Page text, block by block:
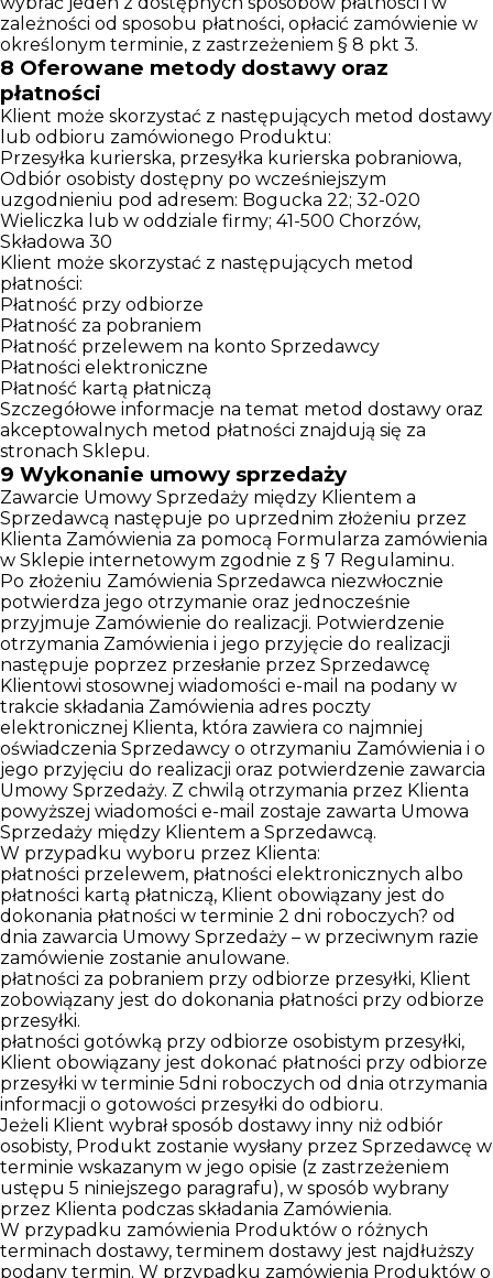
zależności od sposobu płatności, opłacić zamówienie w
określonym terminie, z zastrzeżeniem § 8 pkt 3.
8 Oferowane metody dostawy oraz
płatności
Klient może skorzystać z następujących metod dostawy
lub odbioru zamówionego Produktu:
Przesyłka kurierska, przesyłka kurierska pobraniowa,
Odbiór osobisty dostępny po wcześniejszym
uzgodnieniu pod adresem: Bogucka 22; 32-020
Wieliczka lub w oddziale firmy; 41-500 Chorzów,
Składowa 30
Klient może skorzystać z następujących metod
płatności:
Płatność przy odbiorze
Płatność za pobraniem
Płatność przelewem na konto Sprzedawcy
Płatności elektroniczne
Płatność kartą płatniczą
Szczegółowe informacje na temat metod dostawy oraz
akceptowalnych metod płatności znajdują się za
stronach Sklepu.
9 Wykonanie umowy sprzedaży
Zawarcie Umowy Sprzedaży między Klientem a
Sprzedawcą następuje po uprzednim złożeniu przez
Klienta Zamówienia za pomocą Formularza zamówienia
w Sklepie internetowym zgodnie z § 7 Regulaminu.
Po złożeniu Zamówienia Sprzedawca niezwłocznie
potwierdza jego otrzymanie oraz jednocześnie
przyjmuje Zamówienie do realizacji. Potwierdzenie
otrzymania Zamówienia i jego przyjęcie do realizacji
następuje poprzez przesłanie przez Sprzedawcę
Klientowi stosownej wiadomości e-mail na podany w
trakcie składania Zamówienia adres poczty
elektronicznej Klienta, która zawiera co najmniej
oświadczenia Sprzedawcy o otrzymaniu Zamówienia i o
jego przyjęciu do realizacji oraz potwierdzenie zawarcia
Umowy Sprzedaży. Z chwilą otrzymania przez Klienta
powyższej wiadomości e-mail zostaje zawarta Umowa
Sprzedaży między Klientem a Sprzedawcą.
W przypadku wyboru przez Klienta:
płatności przelewem, płatności elektronicznych albo
płatności kartą płatniczą, Klient obowiązany jest do
dokonania płatności w terminie 2 dni roboczych? od
dnia zawarcia Umowy Sprzedaży – w przeciwnym razie
zamówienie zostanie anulowane.
płatności za pobraniem przy odbiorze przesyłki, Klient
zobowiązany jest do dokonania płatności przy odbiorze
przesyłki.
płatności gotówką przy odbiorze osobistym przesyłki,
Klient obowiązany jest dokonać płatności przy odbiorze
przesyłki w terminie 5dni roboczych od dnia otrzymania
informacji o gotowości przesyłki do odbioru.
Jeżeli Klient wybrał sposób dostawy inny niż odbiór
osobisty, Produkt zostanie wysłany przez Sprzedawcę w
terminie wskazanym w jego opisie (z zastrzeżeniem
ustępu 5 niniejszego paragrafu), w sposób wybrany
przez Klienta podczas składania Zamówienia.
W przypadku zamówienia Produktów o różnych
terminach dostawy, terminem dostawy jest najdłuższy
podany termin. W przypadku zamówienia Produktów o